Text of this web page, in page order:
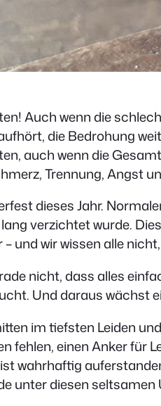
Auch wenn die
die Bedrohung
auch wenn die
Trennung, Angst
dieses Jahr.
verzichtet wurde.
und wir wissen alle
nicht, dass alles
Und daraus wächst
im tiefsten Leiden
fehlen, einen Anker für
wahrhaftig
unter diesen